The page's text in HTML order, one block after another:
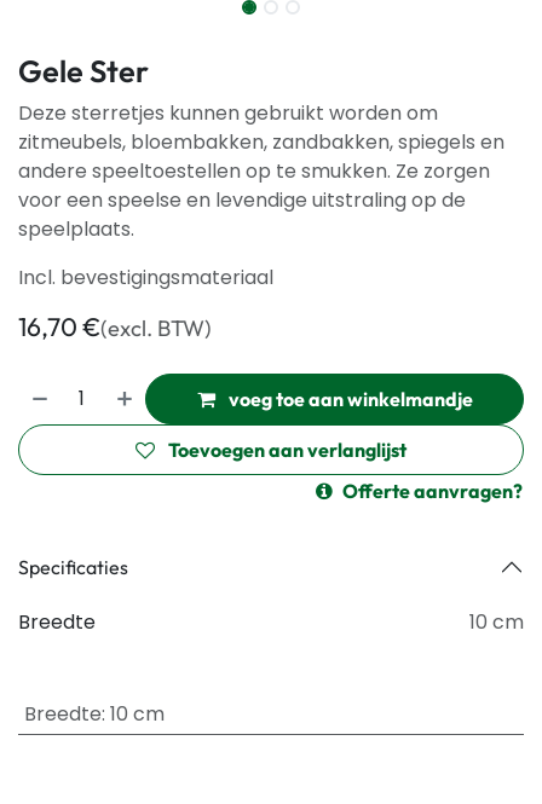
Gele Ster
Deze sterretjes kunnen gebruikt worden om
zitmeubels, bloembakken, zandbakken, spiegels en
andere speeltoestellen op te smukken. Ze zorgen
voor een speelse en levendige uitstraling op de
speelplaats.
Incl. bevestigingsmateriaal
16,70€(excl. BTW)
voeg toe aan winkelmandje
Toevoegen aan verlanglijst
Offerte aanvragen?
Specificaties
Breedte 10 cm
Breedte: 10 cm